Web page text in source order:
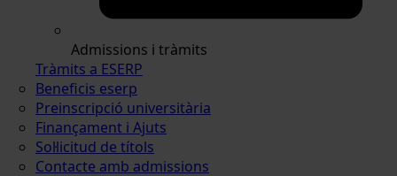
Admissions i tràmits
Tràmits a ESERP
Beneficis eserp
Preinscripció universitària
Finançament i Ajuts
Sol·licitud de títols
Contacte amb admissions